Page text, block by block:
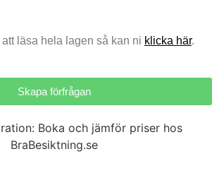
läsa hela lagen så kan ni klicka här.
Skapa förfrågan